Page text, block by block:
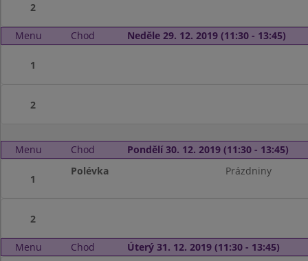
2
Menu Chod Neděle 29. 12. 2019 (11:30 - 13:45)
1
2
Menu Chod Pondělí 30. 12. 2019 (11:30 - 13:45)
1
Polévka Prázdniny
2
Menu Chod Úterý 31. 12. 2019 (11:30 - 13:45)